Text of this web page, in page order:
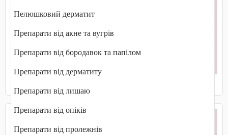
Пелюшковий дерматит
Препарати від акне та вугрів
Препарати від бородавок та папілом
Препарати від дерматиту
Препарати від лишаю
Препарати від опіків
Препарати від пролежнів